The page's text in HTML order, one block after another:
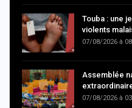
Touba : une
violents
07/08/2026 à
Assemblée
07/08/2026 à